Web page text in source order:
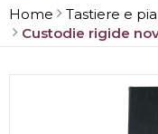
Home Tastiere e
Custodie rigide